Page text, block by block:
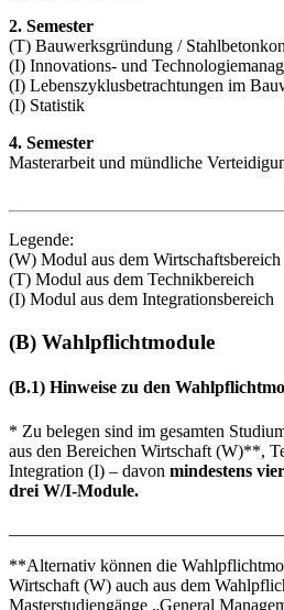
2. Semester
(T) Bauwerksgründung /
(I) Innovations- und
(I) Lebenszyklusbetrachtungen im
(I) Statistik
4. Semester
Masterarbeit und mündliche
Legende:
(W) Modul aus dem Wirtschaftsbereich
(T) Modul aus dem Technikbereich
(I) Modul aus dem Integrationsbereich
(B) Wahlpflichtmodule
(B.1) Hinweise zu den
* Zu belegen sind im gesamten
aus den Bereichen Wirtschaft (W)**,
Integration (I) – davon mindestens
drei W/I-Module.
**Alternativ können die
Wirtschaft (W) auch aus dem
Masterstudiengänge „General